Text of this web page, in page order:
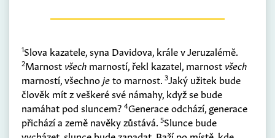
1Slova kazatele, syna Davidova, krále v Jeruzalémě.
2Marnost všech marností, řekl kazatel, marnost všech
marností, všechnojeto marnost. 3Jaký užitek bude
člověk mít z veškeré své námahy, když se bude
namáhat pod sluncem? 4Generace odchází, generace
přichází a země navěky zůstává. 5Slunce bude